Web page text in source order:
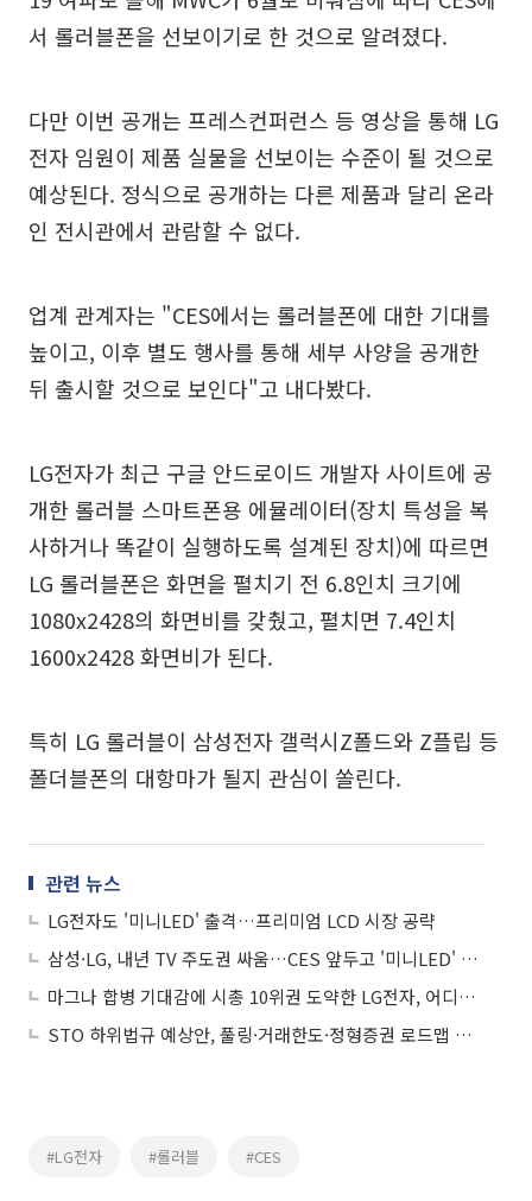
서 롤러블폰을 선보이기로 한 것으로 알려졌다.
다만 이번 공개는 프레스컨퍼런스 등 영상을 통해 LG
전자 임원이 제품 실물을 선보이는 수준이 될 것으로
예상된다. 정식으로 공개하는 다른 제품과 달리 온라
인 전시관에서 관람할 수 없다.
업계 관계자는 "CES에서는 롤러블폰에 대한 기대를
높이고, 이후 별도 행사를 통해 세부 사양을 공개한
뒤 출시할 것으로 보인다"고 내다봤다.
LG전자가 최근 구글 안드로이드 개발자 사이트에 공
개한 롤러블 스마트폰용 에뮬레이터(장치 특성을 복
사하거나 똑같이 실행하도록 설계된 장치)에 따르면
LG 롤러블폰은 화면을 펼치기 전 6.8인치 크기에
1080x2428의 화면비를 갖췄고, 펼치면 7.4인치
1600x2428 화면비가 된다.
특히 LG 롤러블이 삼성전자 갤럭시Z폴드와 Z플립 등
폴더블폰의 대항마가 될지 관심이 쏠린다.
관련 뉴스
LG전자도 '미니LED' 출격…프리미엄 LCD 시장 공략
삼성·LG, 내년 TV 주도권 싸움…CES 앞두고 '미니LED' 대전
마그나 합병 기대감에 시총 10위권 도약한 LG전자, 어디까지 오를까?
STO 하위법규 예상안, 풀링·거래한도·정형증권 로드맵 제시
#LG전자 #롤러블 #CES